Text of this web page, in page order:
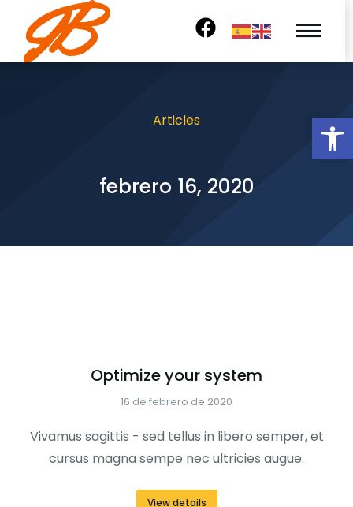
Articles
febrero 16, 2020
Optimize your system
16 de febrero de 2020
Vivamus sagittis - sed tellus in libero semper, et
cursus magna sempe nec ultricies augue.
View details